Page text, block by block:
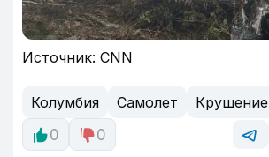
Источник: CNN
Колумбия Самолет
Крушение
0
0